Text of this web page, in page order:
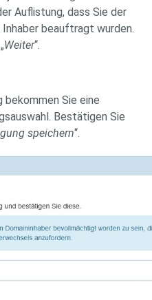
Auflistung, dass Sie der
Inhaber beauftragt wurden.
Weiter“.
bekommen Sie eine
Bestätigen Sie
speichern“.